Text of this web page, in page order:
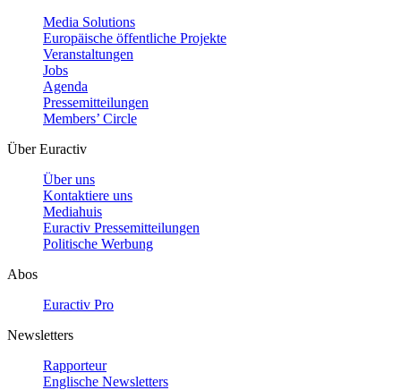
Media Solutions
Europäische öffentliche Projekte
Veranstaltungen
Jobs
Agenda
Pressemitteilungen
Members’ Circle
Über Euractiv
Über uns
Kontaktiere uns
Mediahuis
Euractiv Pressemitteilungen
Politische Werbung
Abos
Euractiv Pro
Newsletters
Rapporteur
Englische Newsletters